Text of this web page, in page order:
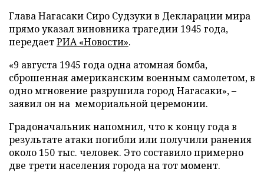
Глава Нагасаки Сиро Судзуки в Декларации мира
прямо указал виновника трагедии 1945 года,
передаетРИА «Новости».
«9 августа 1945 года одна атомная бомба,
сброшенная американским военным самолетом, в
одно мгновение разрушила город Нагасаки», –
заявил он на мемориальной церемонии.
Градоначальник напомнил, что к концу года в
результате атаки погибли или получили ранения
около 150 тыс. человек. Это составило примерно
две трети населения города на тот момент.